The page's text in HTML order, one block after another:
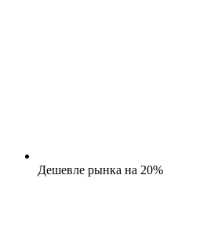
Дешевле рынка на 20%